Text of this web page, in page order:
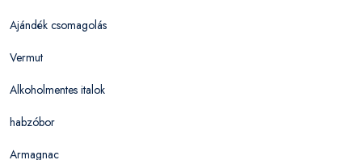
Ajándék csomagolás
Vermut
Alkoholmentes italok
habzóbor
Armagnac